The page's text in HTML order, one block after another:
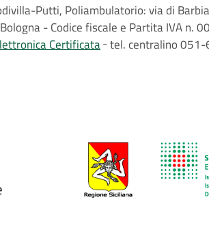
Putti, Poliambulatorio: via di
- Codice fiscale e Partita IVA n.
Certificata tel. centralino